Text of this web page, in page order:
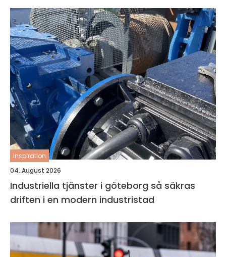
inspiration
04. August 2026
Industriella tjänster i göteborg så säkras
driften i en modern industristad